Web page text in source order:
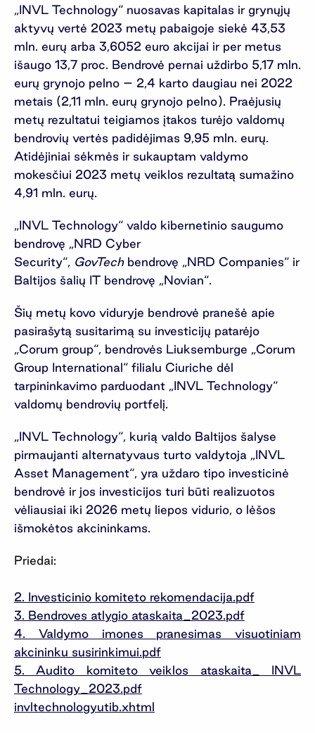
„INVL Technology“ nuosavas kapitalas ir grynųjų
aktyvų vertė 2023 metų pabaigoje siekė 43,53
mln. eurų arba 3,6052 euro akcijai ir per metus
išaugo 13,7 proc. Bendrovė pernai uždirbo 5,17 mln.
eurų grynojo pelno – 2,4 karto daugiau nei 2022
metais (2,11 mln. eurų grynojo pelno). Praėjusių
metų rezultatui teigiamos įtakos turėjo valdomų
bendrovių vertės padidėjimas 9,95 mln. eurų.
Atidėjiniai sėkmės ir sukauptam valdymo
mokesčiui 2023 metų veiklos rezultatą sumažino
4,91 mln. eurų.
„INVL Technology“ valdo kibernetinio saugumo
bendrovę „NRD Cyber
Security“, GovTechbendrovę „NRD Companies“ ir
Baltijos šalių IT bendrovę „Novian“.
Šių metų kovo viduryje bendrovė pranešė apie
pasirašytą susitarimą su investicijų patarėjo
„Corum group“, bendrovės Liuksemburge „Corum
Group International“ filialu Ciuriche dėl
tarpininkavimo parduodant „INVL Technology“
valdomų bendrovių portfelį.
„INVL Technology“, kurią valdo Baltijos šalyse
pirmaujanti alternatyvaus turto valdytoja „INVL
Asset Management“, yra uždaro tipo investicinė
bendrovė ir jos investicijos turi būti realizuotos
vėliausiai iki 2026 metų liepos vidurio, o lėšos
išmokėtos akcininkams.
Priedai:
2. Investicinio komiteto rekomendacija.pdf
3. Bendroves atlygio ataskaita_2023.pdf
4. Valdymo imones pranesimas visuotiniam
akcininku susirinkimui.pdf
5. Audito komiteto veiklos ataskaita_ INVL
Technology_2023.pdf
invltechnologyutib.xhtml